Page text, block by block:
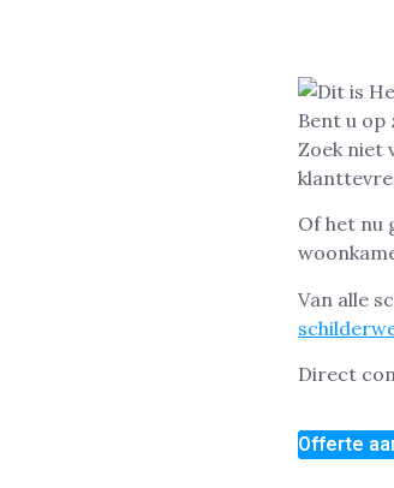
Bent u op
Zoek niet
Of het nu
Van alle
Direct
Offerte